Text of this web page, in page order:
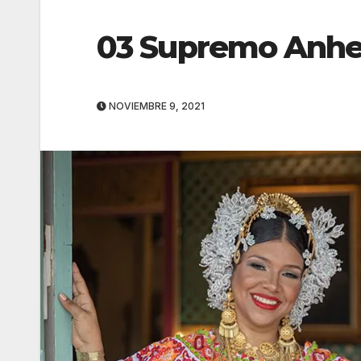
03 Supremo
NOVIEMBRE 9, 2021